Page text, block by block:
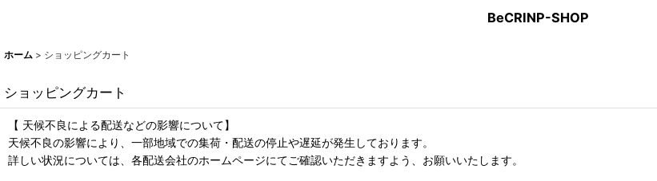
BeCRINP-SHOP
ホーム > ショッピングカート
ショッピングカート
【 天候不良による配送などの影響について】
天候不良の影響により、一部地域での集荷・配送の停止や遅延が発生しております。
詳しい状況については、各配送会社のホームページにてご確認いただきますよう、お願いいたします。